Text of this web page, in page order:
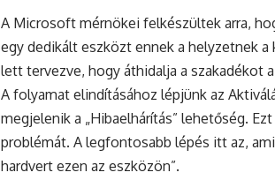
A Microsoft mérnökei felkészültek arra,
egy dedikált eszközt ennek a helyzetnek
lett tervezve, hogy áthidalja a szakadékot
A folyamat elindításához lépjünk az
megjelenik a „Hibaelhárítás” lehetőség.
problémát. A legfontosabb lépés itt az,
hardvert ezen az eszközön”.